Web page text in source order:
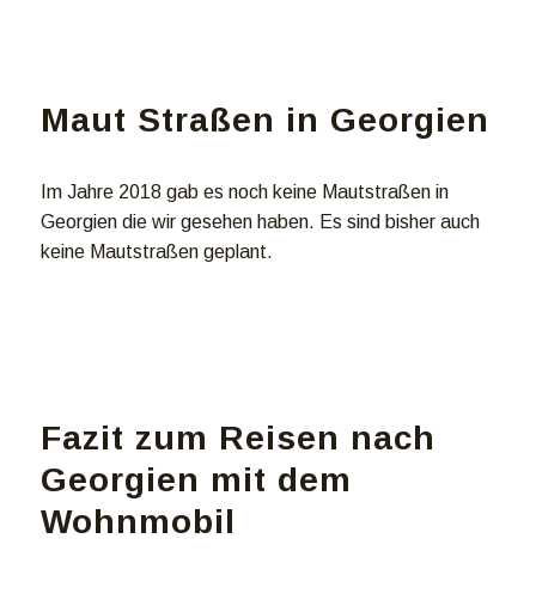
Maut Straßen in Georgien
Im Jahre 2018 gab es noch keine Mautstraßen in
Georgien die wir gesehen haben. Es sind bisher auch
keine Mautstraßen geplant.
Fazit zum Reisen nach
Georgien mit dem
Wohnmobil